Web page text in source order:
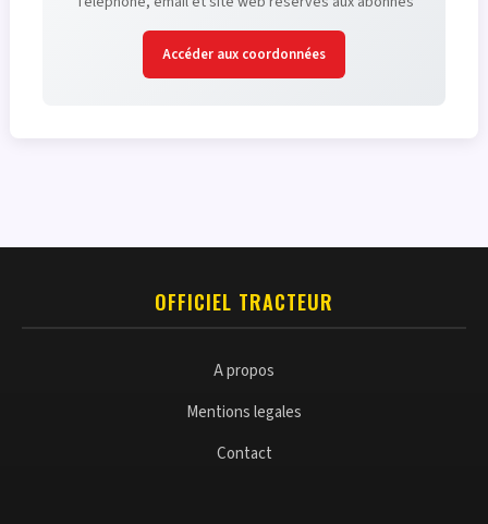
Accéder aux coordonnées
OFFICIEL TRACTEUR
A propos
Mentions legales
Contact